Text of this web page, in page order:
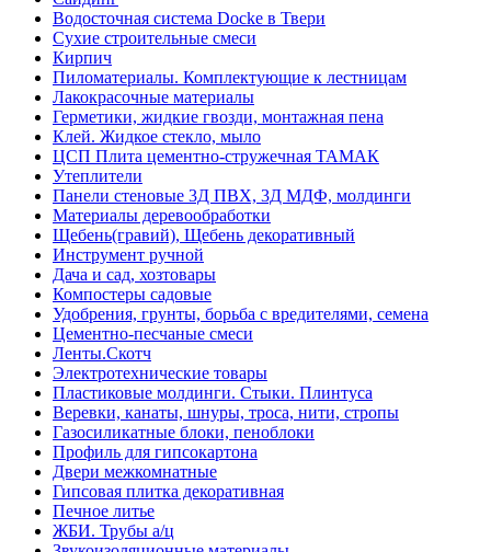
Водосточная система Docke в Твери
Сухие строительные смеси
Кирпич
Пиломатериалы. Комплектующие к лестницам
Лакокрасочные материалы
Герметики, жидкие гвозди, монтажная пена
Клей. Жидкое стекло, мыло
ЦСП Плита цементно-стружечная ТАМАК
Утеплители
Панели стеновые 3Д ПВХ, 3Д МДФ, молдинги
Материалы деревообработки
Щебень(гравий), Щебень декоративный
Инструмент ручной
Дача и сад, хозтовары
Компостеры садовые
Удобрения, грунты, борьба с вредителями, семена
Цементно-песчаные смеси
Ленты.Скотч
Электротехнические товары
Пластиковые молдинги. Стыки. Плинтуса
Веревки, канаты, шнуры, троса, нити, стропы
Газосиликатные блоки, пеноблоки
Профиль для гипсокартона
Двери межкомнатные
Гипсовая плитка декоративная
Печное литье
ЖБИ. Трубы а/ц